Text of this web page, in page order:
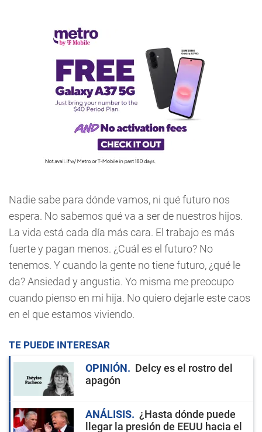
Nadie sabe para dónde vamos, ni qué futuro nos
espera. No sabemos qué va a ser de nuestros hijos.
La vida está cada día más cara. El trabajo es más
fuerte y pagan menos. ¿Cuál es el futuro? No
tenemos. Y cuando la gente no tiene futuro, ¿qué le
da? Ansiedad y angustia. Yo misma me preocupo
cuando pienso en mi hija. No quiero dejarle este caos
en el que estamos viviendo.
TE PUEDE INTERESAR
OPINIÓN
Delcy es el rostro del
apagón
ANÁLISIS
¿Hasta dónde puede
llegar la presión de EEUU hacia el